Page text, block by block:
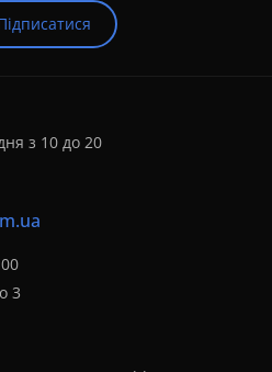
з 10 до 20
3